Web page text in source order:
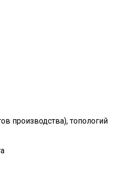
производства), топологий